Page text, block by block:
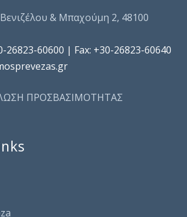
& Μπαχούμη 2, 48100
60600 | Fax: +30-26823-60640
ΠΡΟΣΒΑΣΙΜΟΤΗΤΑΣ